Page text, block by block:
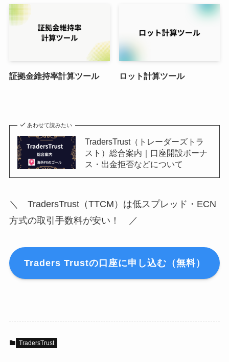
証拠金維持率計算ツール ロット計算ツール
あわせて読みたい
TradersTrust（トレーダーズトラ
スト）総合案内｜口座開設ボーナ
ス・出金拒否などについて
＼ TradersTrust（TTCM）は低スプレッド・ECN
方式の取引手数料が安い！ ／
Traders Trustの口座に申し込む（無料）
TradersTrust